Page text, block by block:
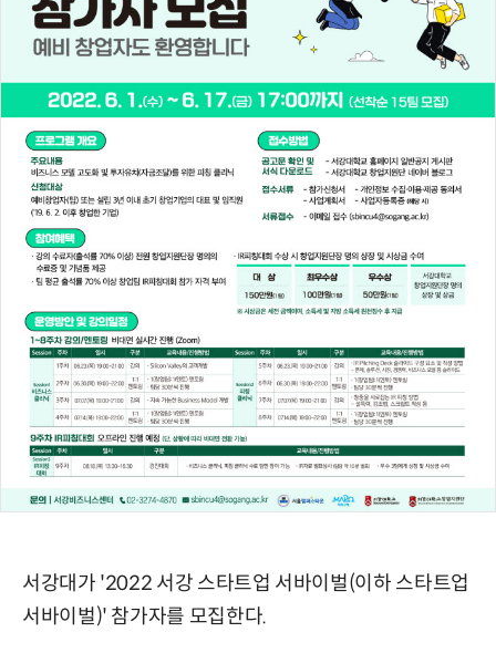
서강대가 '2022 서강 스타트업 서바이벌(이하 스타트업
서바이벌)' 참가자를 모집한다.